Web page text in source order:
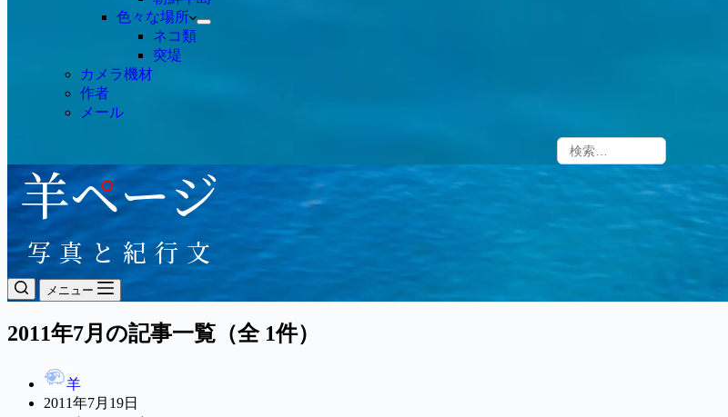
色々な場所
ネコ類
突堤
カメラ機材
作者
メール
メニュー
2011年7月の記事一覧（全 1件）
羊
2011年7月19日